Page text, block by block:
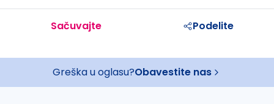
Sačuvajte Podelite
Greška u oglasu?Obavestite nas